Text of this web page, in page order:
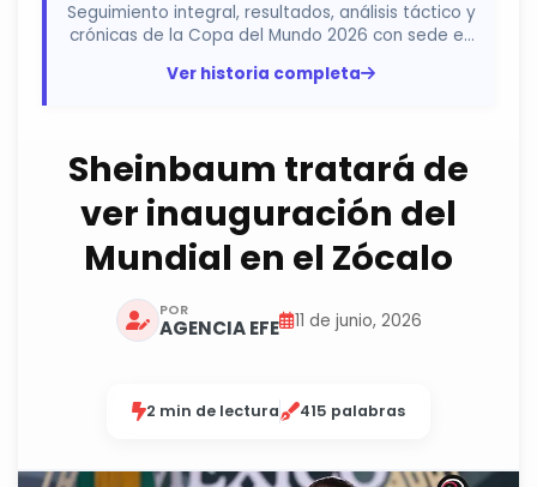
Seguimiento integral, resultados, análisis táctico y
crónicas de la Copa del Mundo 2026 con sede en
Ver historia completa
Sheinbaum tratará de
ver inauguración del
Mundial en el Zócalo
POR
AGENCIA EFE 11 de junio, 2026
2 min de lectura 415 palabras